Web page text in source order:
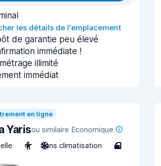
les détails de l'emplacement
de garantie peu élevé
immédiate !
illimité
immédiat
en ligne
Yarisou similaire Economique
4 Sans climatisation 4